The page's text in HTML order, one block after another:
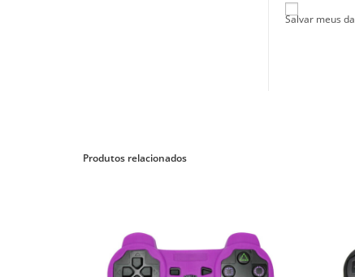
Salvar meus
Produtos relacionados